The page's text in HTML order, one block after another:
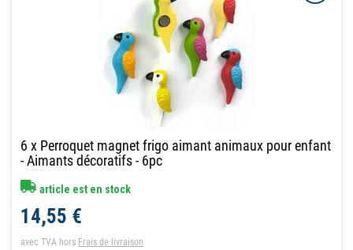
6 x Perroquet magnet frigo aimant animaux pour enfant
- Aimants décoratifs - 6pc
article est en stock
14,55 €
avec TVA hors Frais de livraison